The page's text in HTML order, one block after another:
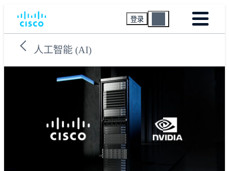
登录
人工智能 (AI)